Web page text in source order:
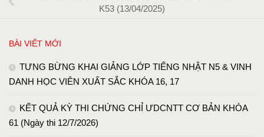
K53 (13/04/2025)
BÀI VIẾT MỚI
TƯNG BỪNG KHAI GIẢNG LỚP TIẾNG NHẬT N5 & VINH
DANH HỌC VIÊN XUẤT SẮC KHÓA 16, 17
KẾT QUẢ KỲ THI CHỨNG CHỈ ƯDCNTT CƠ BẢN KHÓA
61 (Ngày thi 12/7/2026)